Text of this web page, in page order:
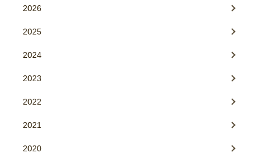
2026
2025
2024
2023
2022
2021
2020